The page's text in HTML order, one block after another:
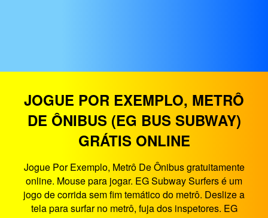
JOGUE POR EXEMPLO, METRÔ
DE ÔNIBUS (EG BUS SUBWAY)
GRÁTIS ONLINE
Jogue Por Exemplo, Metrô De Ônibus gratuitamente
online. Mouse para jogar. EG Subway Surfers é um
jogo de corrida sem fim temático do metrô. Deslize a
tela para surfar no metrô, fuja dos inspetores. EG